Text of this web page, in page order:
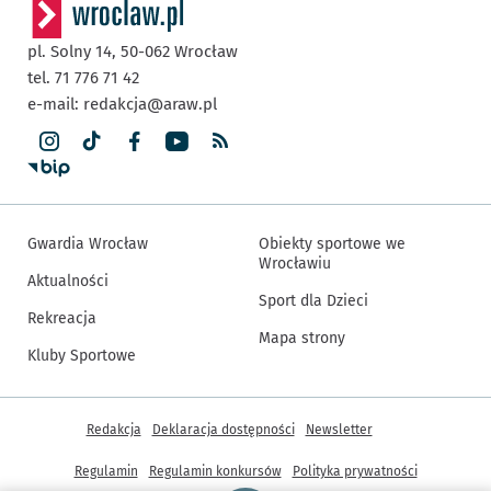
pl. Solny 14, 50-062 Wrocław
tel. 71 776 71 42
e-mail: redakcja@araw.pl
Gwardia Wrocław
Aktualności
Rekreacja
Kluby Sportowe
Obiekty sportowe we
Wrocławiu
Sport dla Dzieci
Mapa strony
Inne informacje
Redakcja Deklaracja dostępności Newsletter
Regulamin Regulamin konkursów Polityka prywatności